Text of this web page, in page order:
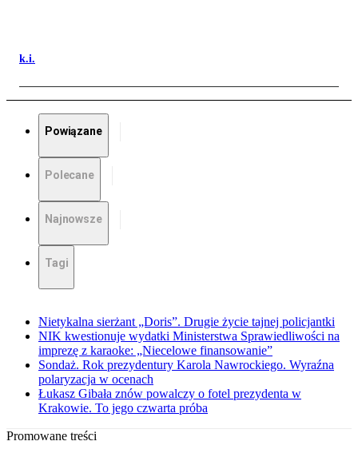
k.i.
Powiązane
Polecane
Najnowsze
Tagi
Nietykalna sierżant „Doris”. Drugie życie tajnej policjantki
NIK kwestionuje wydatki Ministerstwa Sprawiedliwości na
imprezę z karaoke: „Niecelowe finansowanie”
Sondaż. Rok prezydentury Karola Nawrockiego. Wyraźna
polaryzacja w ocenach
Łukasz Gibała znów powalczy o fotel prezydenta w
Krakowie. To jego czwarta próba
Promowane treści